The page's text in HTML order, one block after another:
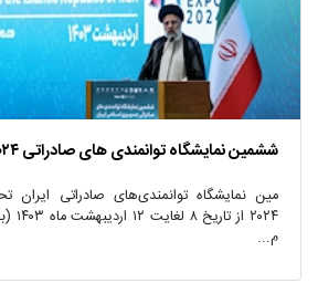
ششمین نمایشگاه توانمندی های صادراتی IRAN EXPO ۲۰۲۴
م...